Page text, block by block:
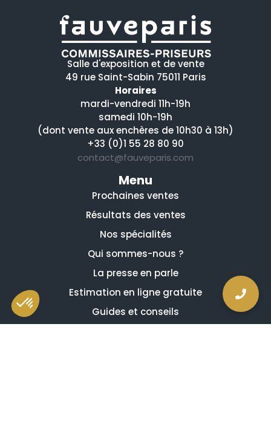
Salle d'exposition et de vente
49 rue Saint-Sabin 75011 Paris
Horaires
mardi-vendredi 11h-19h
samedi 10h-19h
(dont vente aux enchères de 10h30 à 13h)
+33 (0)1 55 28 80 90
contact@fauveparis.com
Menu
Prochaines ventes
Résultats des ventes
Nos spécialités
Qui sommes-nous ?
La presse en parle
Estimation en ligne gratuite
Guides et conseils